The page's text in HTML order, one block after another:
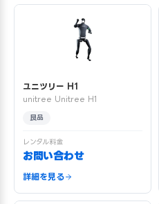
ユニツリー H1
unitree Unitree H1
良品
レンタル料金
お問い合わせ
詳細を見る